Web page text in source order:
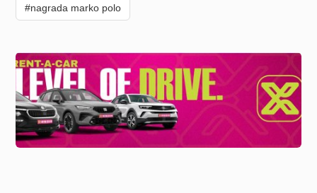
#nagrada marko polo